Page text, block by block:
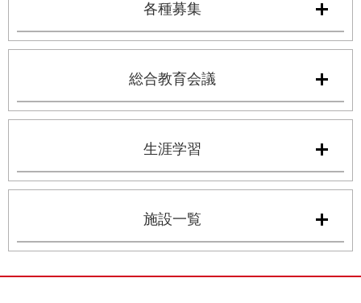
各種募集
総合教育会議
生涯学習
施設一覧